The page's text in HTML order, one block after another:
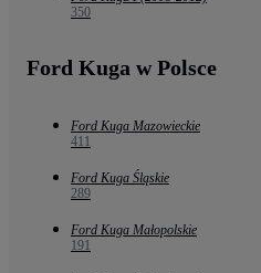
350
Ford Kuga w Polsce
Ford Kuga Mazowieckie
411
Ford Kuga Śląskie
289
Ford Kuga Małopolskie
191